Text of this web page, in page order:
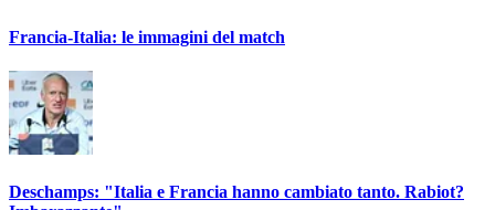
Francia-Italia: le immagini del match
Deschamps: "Italia e Francia hanno cambiato tanto. Rabiot?